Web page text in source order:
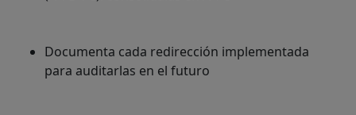
Documenta cada redirección implementada
para auditarlas en el futuro